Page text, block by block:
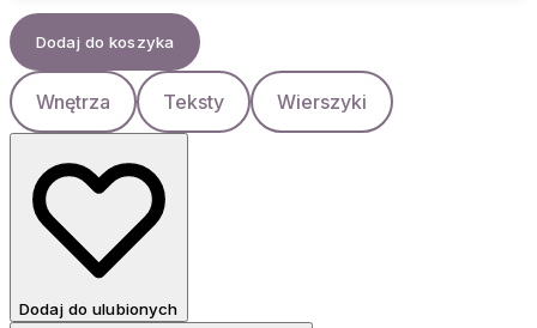
Dodaj do koszyka
Wnętrza Teksty Wierszyki
Dodaj do ulubionych